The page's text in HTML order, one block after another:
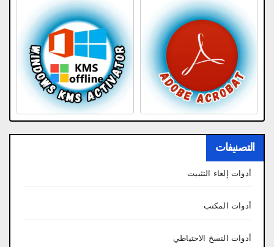
التصنيفات
أدوات إلغاء التثبيت
أدوات المكتب
أدوات النسخ الاحتياطي